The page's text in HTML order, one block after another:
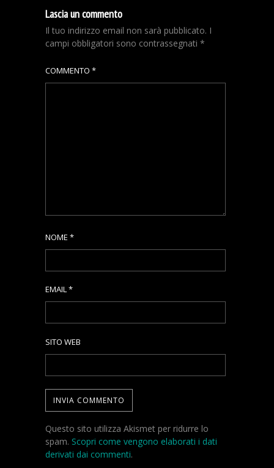
Lascia un commento
Il tuo indirizzo email non sarà pubblicato. I
campi obbligatori sono contrassegnati *
COMMENTO *
NOME *
EMAIL*
SITO WEB
Questo sito utilizza Akismet per ridurre lo
spam. Scopri come vengono elaborati i dati
derivati dai commenti.